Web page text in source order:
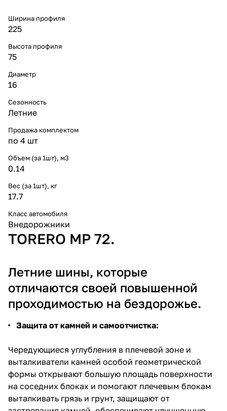
Ширина профиля
225
Высота профиля
75
Диаметр
16
Сезонность
Летние
Продажа комплектом
по 4 шт
Объем (за 1шт), м3
0.14
Вес (за 1шт), кг
17.7
Класс автомобиля
Внедорожники
TORERO MP 72.
Летние шины, которые
отличаются своей повышенной
проходимостью на бездорожье.
Защита от камней и самоотчистка:
Чередующиеся углубления в плечевой зоне и
выталкиватели камней особой геометрической
формы открывают большую площадь поверхности
на соседних блоках и помогают плечевым блокам
выталкивать грязь и грунт, защищают от